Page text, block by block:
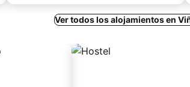
Ver todos los alojamientos en